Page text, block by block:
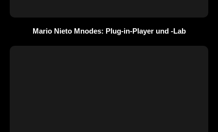
Mario Nieto Mnodes: Plug-in-Player und -Lab